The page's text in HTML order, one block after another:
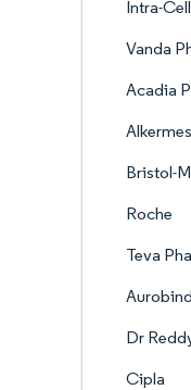
Intra-
Vanda
Acadia
Bristol-
Roche
Teva
Dr
Cipla